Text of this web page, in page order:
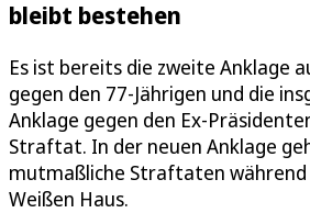
bleibt bestehen
Es ist bereits die zweite Anklage
gegen den 77-Jährigen und die
Anklage gegen den Ex-
Straftat. In der neuen Anklage
mutmaßliche Straftaten
Weißen Haus.